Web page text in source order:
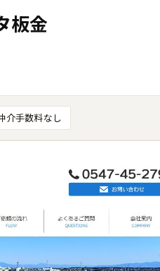
板金
介手数料なし